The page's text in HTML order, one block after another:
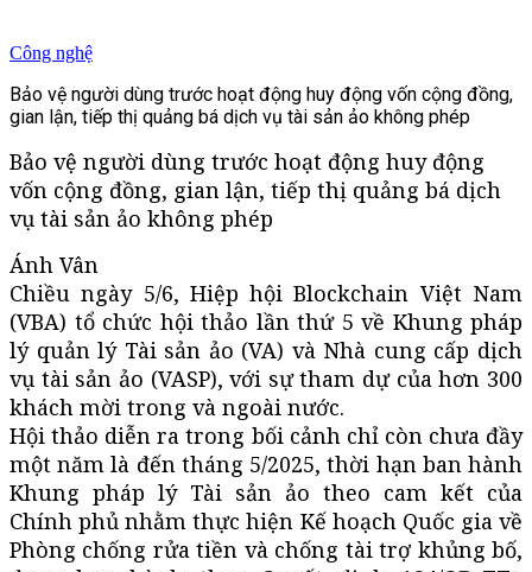
Công nghệ
Bảo vệ người dùng trước hoạt động huy động vốn cộng đồng,
gian lận, tiếp thị quảng bá dịch vụ tài sản ảo không phép
Bảo vệ người dùng trước hoạt động huy động
vốn cộng đồng, gian lận, tiếp thị quảng bá dịch
vụ tài sản ảo không phép
Ánh Vân
Chiều ngày 5/6, Hiệp hội Blockchain Việt Nam
(VBA) tổ chức hội thảo lần thứ 5 về Khung pháp
lý quản lý Tài sản ảo (VA) và Nhà cung cấp dịch
vụ tài sản ảo (VASP), với sự tham dự của hơn 300
khách mời trong và ngoài nước.
Hội thảo diễn ra trong bối cảnh chỉ còn chưa đầy
một năm là đến tháng 5/2025, thời hạn ban hành
Khung pháp lý Tài sản ảo theo cam kết của
Chính phủ nhằm thực hiện Kế hoạch Quốc gia về
Phòng chống rửa tiền và chống tài trợ khủng bố,